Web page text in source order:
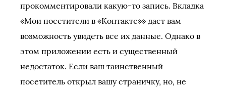
прокомментировали какую-то запись. Вкладка
«Мои посетители в «Контакте»» даст вам
возможность увидеть все их данные. Однако в
этом приложении есть и существенный
недостаток. Если ваш таинственный
посетитель открыл вашу страничку, но, не